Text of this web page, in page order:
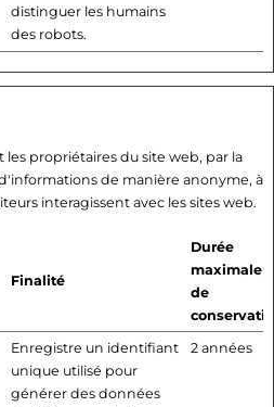
distinguer les humains
des robots.
les propriétaires du site web, par la
de manière anonyme, à
interagissent avec les sites web.
Finalité
Durée
maximale
de
Enregistre un identifiant
unique utilisé pour
générer des données
2 années